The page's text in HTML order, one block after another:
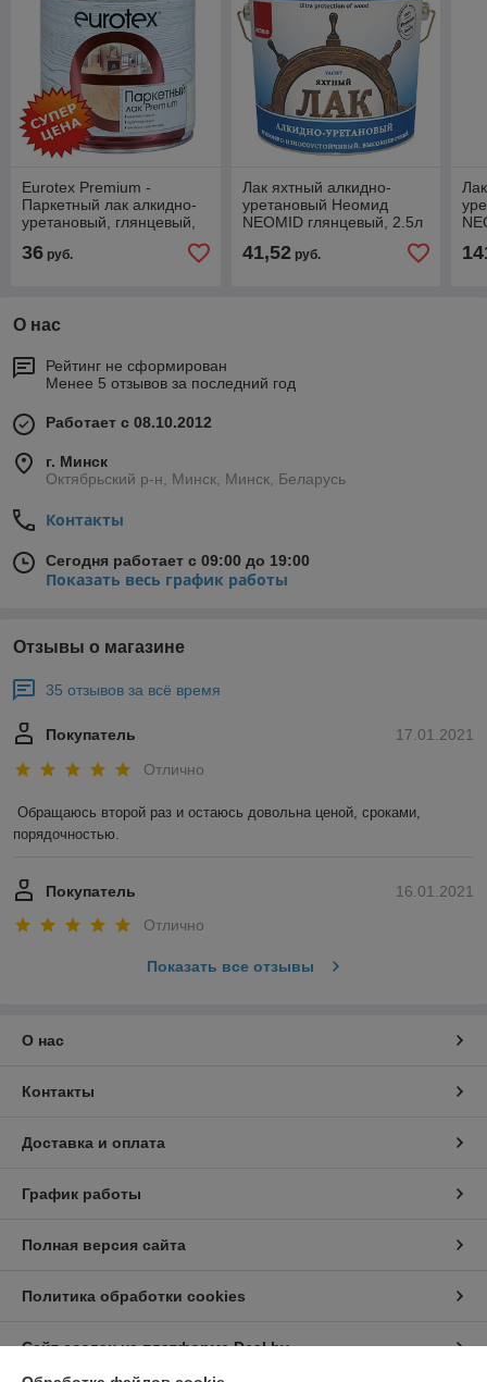
Eurotex Premium -
Паркетный лак алкидно-
уретановый, глянцевый,
2.5л | Евротекс Премиум
36 руб.
Лак яхтный алкидно-
уретановый Неомид
NEOMID глянцевый, 2.5л
41,52руб.
О нас
Рейтинг не сформирован
Менее 5 отзывов за последний год
Работает с 08.10.2012
г. Минск
Октябрьский р-н, Минск, Минск, Беларусь
Контакты
Сегодня работает с 09:00 до 19:00
Показать весь график работы
Отзывы о магазине
35 отзывов за всё время
17.01.2021
Покупатель
Отлично
Обращаюсь второй раз и остаюсь довольна ценой, сроками,
порядочностью.
16.01.2021
Покупатель
Отлично
Показать все отзывы
О нас
Контакты
Доставка и оплата
График работы
Полная версия сайта
Политика обработки cookies
Сайт создан на платформе Deal.by